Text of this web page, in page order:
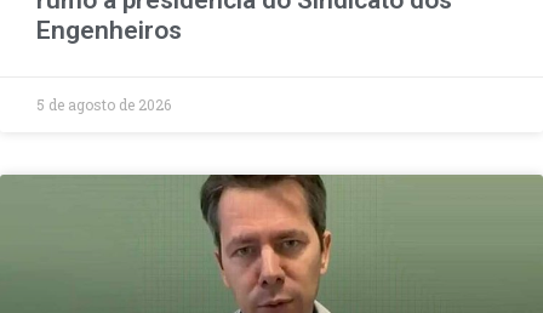
Engenheiros
5 de agosto de 2026